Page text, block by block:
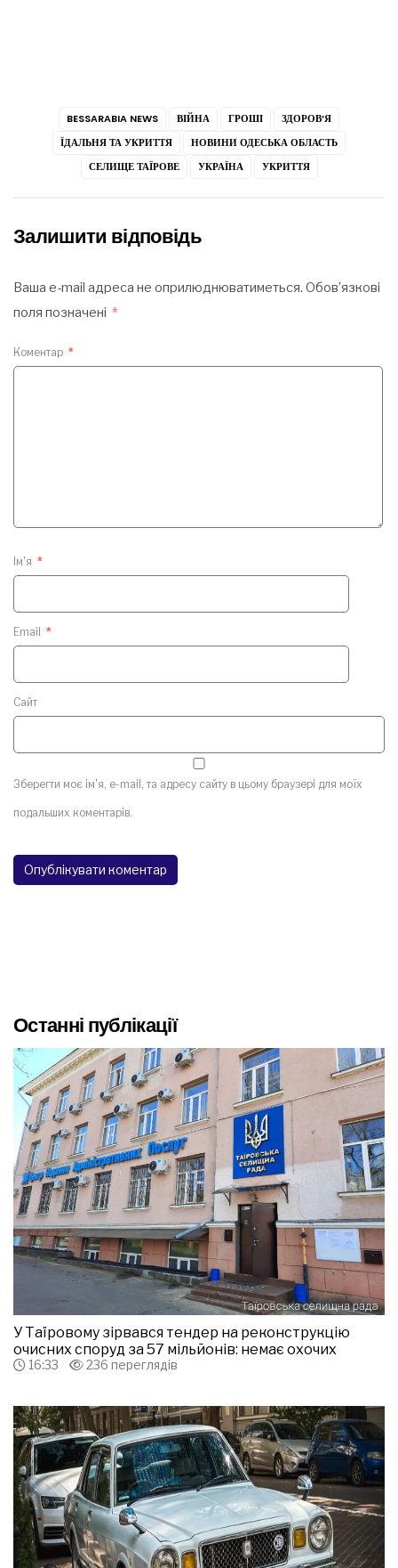
BESSARABIA NEWS ВІЙНА ГРОШІ
ЗДОРОВ’Я
ЇДАЛЬНЯ ТА УКРИТТЯ
НОВИНИ ОДЕСЬКА ОБЛАСТЬ
СЕЛИЩЕ ТАЇРОВЕ
УКРАЇНА УКРИТТЯ
Залишити відповідь
Ваша e-mail адреса не оприлюднюватиметься. Обов’язкові
поля позначені *
Коментар *
Ім'я *
Email *
Сайт
Зберегти моє ім'я, e-mail, та адресу сайту в цьому браузері для моїх
подальших коментарів.
Останні публікації
У Таїровому зірвався тендер на реконструкцію
очисних споруд за 57 мільйонів: немає охочих
16:33 236 переглядів